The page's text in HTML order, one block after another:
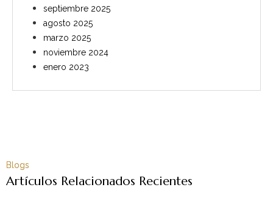
septiembre 2025
agosto 2025
marzo 2025
noviembre 2024
enero 2023
Blogs
Artículos Relacionados Recientes